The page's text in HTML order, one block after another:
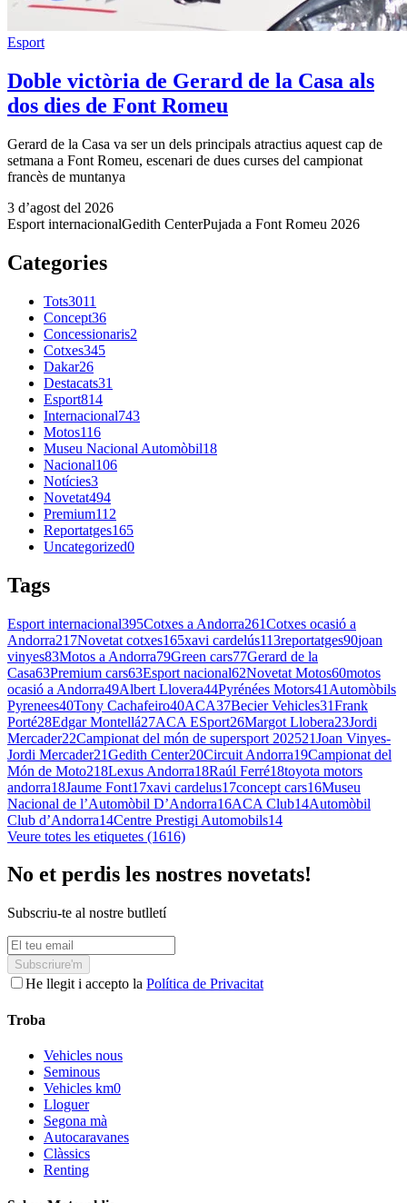
Esport
Doble victòria de Gerard de la Casa als
dos dies de Font Romeu
Gerard de la Casa va ser un dels principals atractius aquest cap de
setmana a Font Romeu, escenari de dues curses del campionat
francès de muntanya
3 d’agost del 2026
Esport internacionalGedith CenterPujada a Font Romeu 2026
Categories
Tots3011
Concept36
Concessionaris2
Cotxes345
Dakar26
Destacats31
Esport814
Internacional743
Motos116
Museu Nacional Automòbil18
Nacional106
Notícies3
Novetat494
Premium112
Reportatges165
Uncategorized0
Tags
Esport internacional395Cotxes a Andorra261Cotxes ocasió a
Andorra217Novetat cotxes165xavi cardelús113reportatges90joan
vinyes83Motos a Andorra79Green cars77Gerard de la
Casa63Premium cars63Esport nacional62Novetat Motos60motos
ocasió a Andorra49Albert Llovera44Pyrénées Motors41 Automòbils
Pyrenees40Tony Cachafeiro40ACA37Becier Vehicles31Frank
Porté28Edgar Montellá27ACA ESport26Margot Llobera23Jordi
Mercader22Campionat del món de supersport 202521Joan Vinyes-
Jordi Mercader21Gedith Center20Circuit Andorra19Campionat del
Món de Moto218Lexus Andorra18Raúl Ferré18toyota motors
andorra18Jaume Font17xavi cardelus17concept cars16Museu
Nacional de l’Automòbil D’Andorra16ACA Club14Automòbil
Club d’Andorra14Centre Prestigi Automobils14
Veure totes les etiquetes (1616)
No et perdis les nostres novetats!
Subscriu-te al nostre butlletí
Subscriure'm
He llegit i accepto la Política de Privacitat
Troba
Vehicles nous
Seminous
Vehicles km0
Lloguer
Segona mà
Autocaravanes
Clàssics
Renting